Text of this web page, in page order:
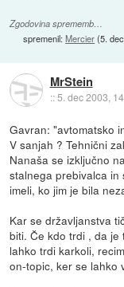
Zgodovina sprememb…
spremenil:Mercier(5.
MrStein
::5. dec 2003,
Gavran: "avtomatsko
V sanjah ? Tehnični
Nanaša se izključno
stalnega prebivalca in
imeli, ko jim je bila
Kar se državljanstva
biti. Če kdo trdi , da
lahko trdi karkoli,
on-topic, ker se lahko